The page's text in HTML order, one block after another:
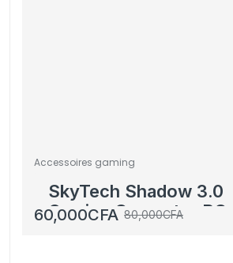
Accessoires gaming
SkyTech Shadow 3.0
Gaming Computer PC
Desktop – Ryzen 5
80,000CFA
60,000CFA